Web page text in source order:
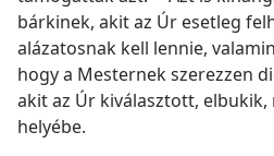
bárkinek, akit az Úr esetleg
alázatosnak kell lennie,
hogy a Mesternek szerezzen
akit az Úr kiválasztott, elbukik,
helyébe.